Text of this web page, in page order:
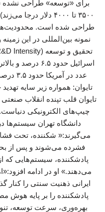
برای «توسعه» طراحی
۳۵۰۰ تا ۴۰۰۰ دلار
طراحی شده است.
نمونه بین‌المللی در این
اسرائیل حدود
چیپ‌های الکترونیکی
دانشگاه تهران سیستم‌ها
می‌گیرند:« شکننده، تحت
فشرده می‌شوند و پس از
پادشکننده، سیستم‌هایی که
می‌دهند.» او در ادامه
ایرانی ذهنیت سنتی را
بهره‌وری، سرعت توسعه،